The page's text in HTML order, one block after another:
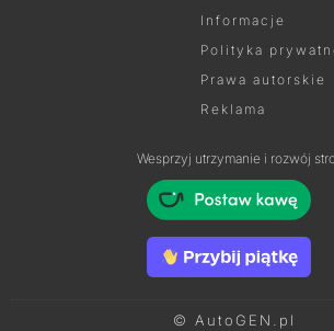
Informacje
Polityka
Prawa autorskie
Reklama
Wesprzyj utrzymanie i rozwój
© AutoGEN.pl